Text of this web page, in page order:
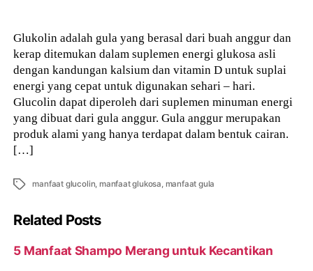
Glukolin adalah gula yang berasal dari buah anggur dan
kerap ditemukan dalam suplemen energi glukosa asli
dengan kandungan kalsium dan vitamin D untuk suplai
energi yang cepat untuk digunakan sehari – hari.
Glucolin dapat diperoleh dari suplemen minuman energi
yang dibuat dari gula anggur. Gula anggur merupakan
produk alami yang hanya terdapat dalam bentuk cairan.
[…]
Tags manfaat glucolin, manfaat glukosa, manfaat gula
Related Posts
5 Manfaat Shampo Merang untuk Kecantikan